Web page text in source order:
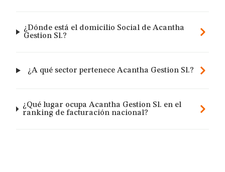
¿Dónde está el domicilio Social de Acantha
Gestion Sl.?
¿A qué sector pertenece Acantha Gestion Sl.?
¿Qué lugar ocupa Acantha Gestion Sl. en el
ranking de facturación nacional?